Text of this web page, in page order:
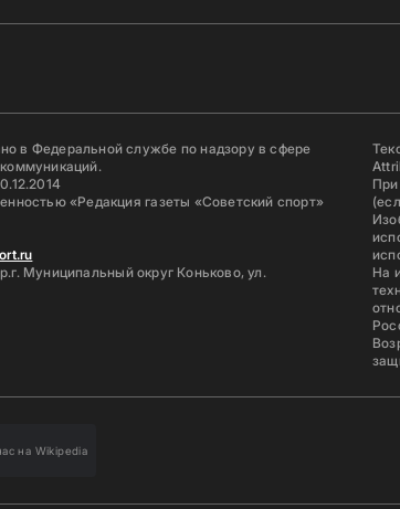
в Федеральной службе по надзору в сфере
«Редакция газеты «Советский спорт»
Муниципальный округ Коньково, ул.
При
На
на Wikipedia